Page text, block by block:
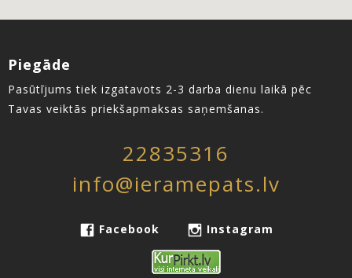
Piegāde
Pasūtījums tiek izgatavots 2-3 darba dienu laikā pēc
Tavas veiktās priekšapmaksas saņemšanas.
22835316
info@ieramepats.lv
Facebook Instagram